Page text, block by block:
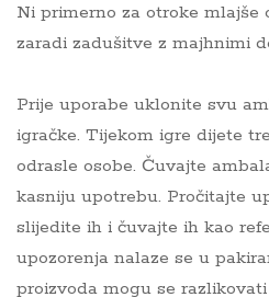
Ni primerno za otroke mlajše
zaradi zadušitve z majhnimi
Prije uporabe uklonite svu
igračke. Tijekom igre dijete
odrasle osobe. Čuvajte
kasniju upotrebu. Pročitajte
slijedite ih i čuvajte ih kao
upozorenja nalaze se u
proizvoda mogu se